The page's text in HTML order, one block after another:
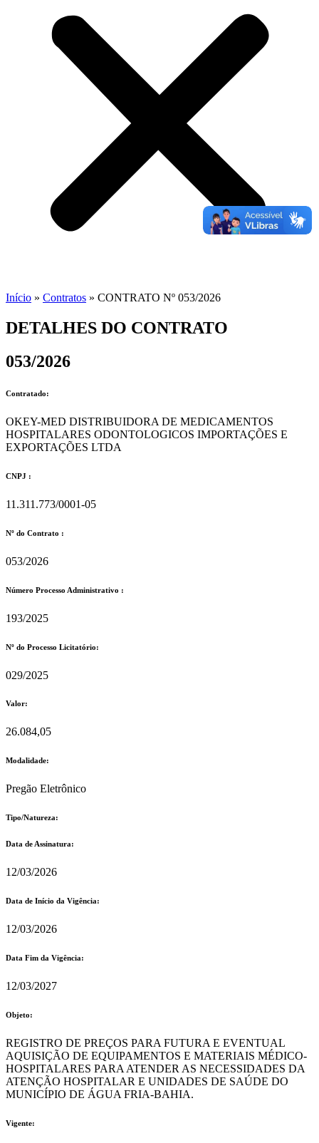
Início » Contratos » CONTRATO Nº 053/2026
DETALHES DO CONTRATO​
053/2026
Contratado:
OKEY-MED DISTRIBUIDORA DE MEDICAMENTOS
HOSPITALARES ODONTOLOGICOS IMPORTAÇÕES E
EXPORTAÇÕES LTDA
CNPJ :
11.311.773/0001-05
Nº do Contrato :
053/2026
Número Processo Administrativo :
193/2025
Nº do Processo Licitatório:
029/2025
Valor:
26.084,05
Modalidade:
Pregão Eletrônico
Tipo/Natureza:
Data de Assinatura:
12/03/2026
Data de Início da Vigência:
12/03/2026
Data Fim da Vigência:
12/03/2027
Objeto:
REGISTRO DE PREÇOS PARA FUTURA E EVENTUAL
AQUISIÇÃO DE EQUIPAMENTOS E MATERIAIS MÉDICO-
HOSPITALARES PARA ATENDER AS NECESSIDADES DA
ATENÇÃO HOSPITALAR E UNIDADES DE SAÚDE DO
MUNICÍPIO DE ÁGUA FRIA-BAHIA.
Vigente: